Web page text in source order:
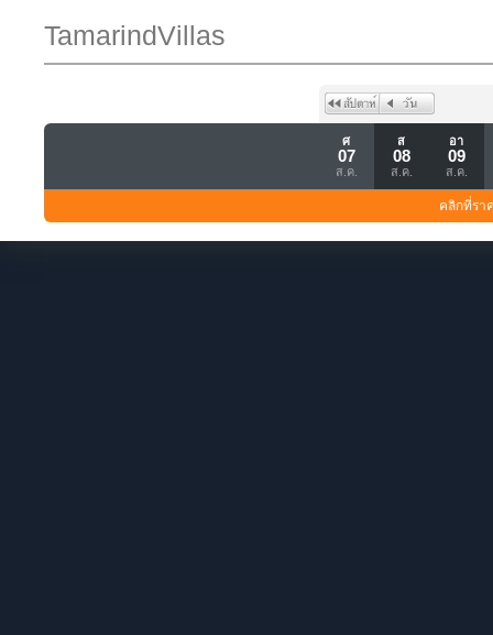
TamarindVillas
ศ
07
ส.ค.
ส
08
ส.ค.
อา
09
ส.ค.
คลิกที่รา